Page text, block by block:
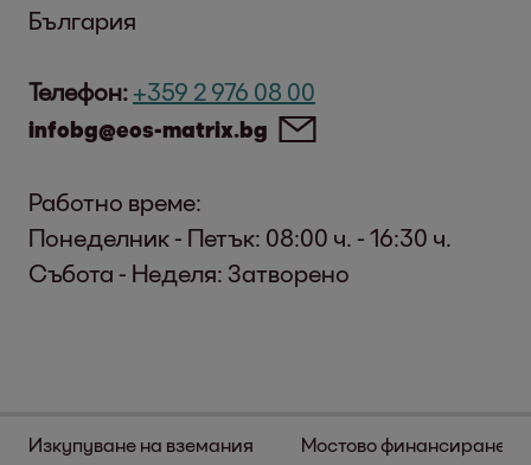
Изкупуване на вземания Мостово финансиране
България
Телефон: +359 2 976 08 00
infobg@eos-matrix.bg
Работно време:
Понеделник - Петък: 08:00 ч. - 16:30 ч.
Събота - Неделя: Затворено